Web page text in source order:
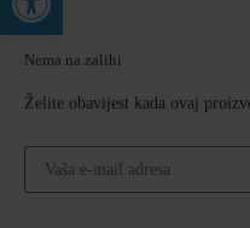
Nema na zalihi
Želite obavijest kada ovaj